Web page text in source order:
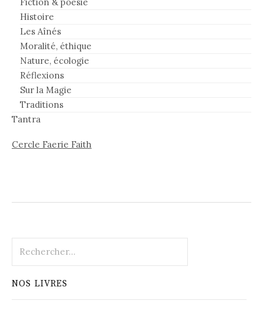
Histoire
Les Aînés
Moralité, éthique
Nature, écologie
Réflexions
Sur la Magie
Traditions
Tantra
Cercle Faerie Faith
NOS LIVRES